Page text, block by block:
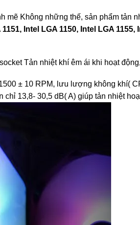
mẽ Không những thế, sản phẩm
Intel LGA 1150, Intel LGA 1155,
Tản nhiệt khí êm ái khi hoạt
± 10 RPM, lưu lượng không khí(
13,8- 30,5 dB( A) giúp tản nhiệt